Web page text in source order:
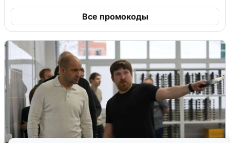
Все промокоды